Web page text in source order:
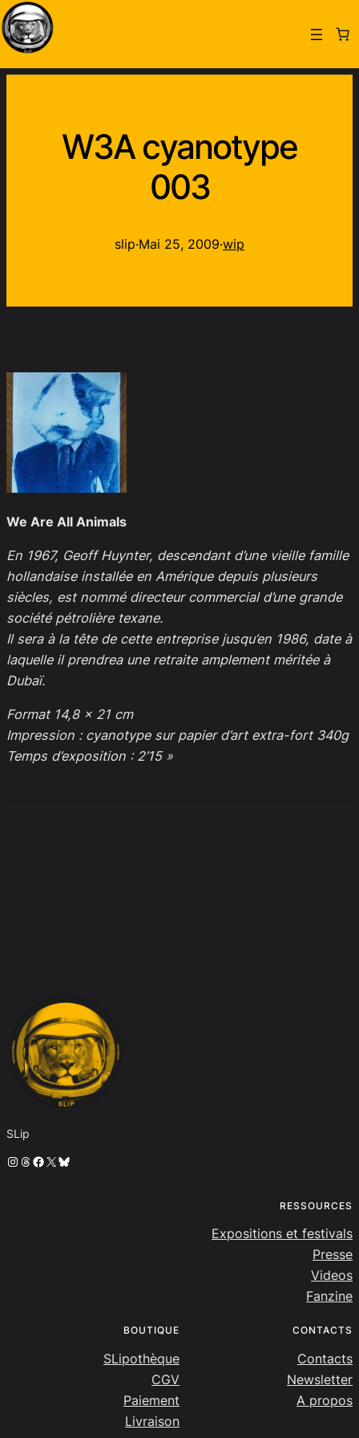
W3A cyanotype
003
slip·Mai 25, 2009·wip
We Are All Animals
En 1967, Geoff Huynter, descendant d’une vieille famille
hollandaise installée en Amérique depuis plusieurs
siècles, est nommé directeur commercial d’une grande
société pétrolière texane.
Il sera à la tête de cette entreprise jusqu’en 1986, date à
laquelle il prendrea une retraite amplement méritée à
Dubaï.
Format 14,8 x 21 cm
Impression : cyanotype sur papier d’art extra-fort 340g
Temps d’exposition : 2’15 »
SLip
Instagram
Threads
Facebook
X Bluesky
RESSOURCES
Expositions et festivals
Presse
Videos
Fanzine
BOUTIQUE
SLipothèque
CGV
Paiement
Livraison
CONTACTS
Contacts
Newsletter
A propos